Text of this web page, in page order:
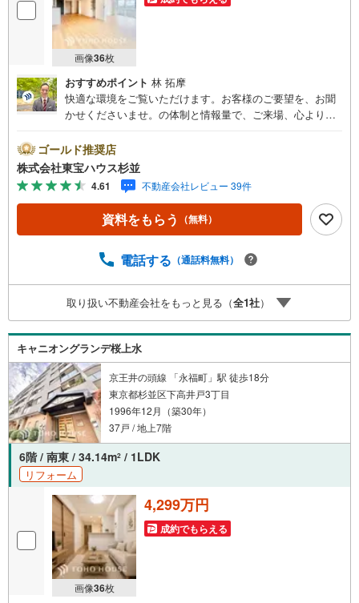
画像36枚
おすすめポイント 林 拓摩
快適な環境をご覧いただけます。お客様のご要望を、お聞
かせくださいませ。の体制と情報量で、ご来場、心よりお
「未来カレンダー」のご提案。・ 未来に起こるであろうご
自宅リフォームをオンライン上でご提案「ミラカレクラ
ブ」。・ 不動産売却時、ご自宅を綺麗にかつ瀟洒にさせる
CG加工ホームステイジングサービス。・ 購入者様へ、税
理士による確定申告の無料セミナーをご招待いたします。
◆ご予約に際して◆日時のご希望をお伝えください。（も
（居住中物件）の手配が必要な場合がございますのでご容
案内が可能となりますのでお手数ですがご一報ください。
◆物件のご案内は◆弊社へのご来社、お客様宅へのお迎
え・最寄駅での待ち合わせ、物件周辺のコンビニ等でお待
ち合わせなど、ご希望をお伝えください。ご希望条件をお
伝え頂けましたら、ご見学希望物件以外の資料も用意して
参ります。もちろん他の物件も併せてご案内させていただ
きます。
ゴールド推奨店
株式会社東宝ハウス杉並
4.61 不動産会社レビュー 39件
資料をもらう （無料）
電話する （通話料無料）
取り扱い不動産会社をもっと見る（全1社）
キャニオングランデ桜上水
京王井の頭線 「永福町」駅 徒歩18分
東京都杉並区下高井戸3丁目
1996年12月（築30年）
37戸 / 地上7階
6階 / 南東 / 34.14m2 / 1LDK
リフォーム
画像36枚
4,299万円
成約でもらえる